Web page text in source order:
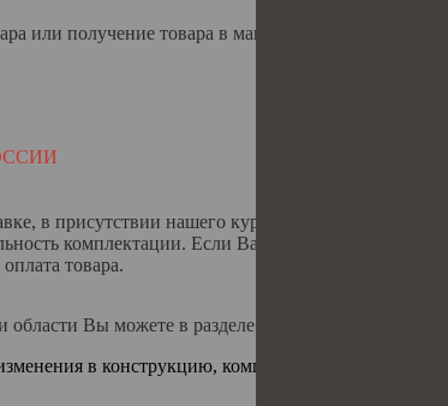
или получение товара в магазине происходит
в присутствии нашего курьера,
комплектации. Если Вас все
товара.
области Вы можете в разделе
в конструкцию, комплектацию изделия и